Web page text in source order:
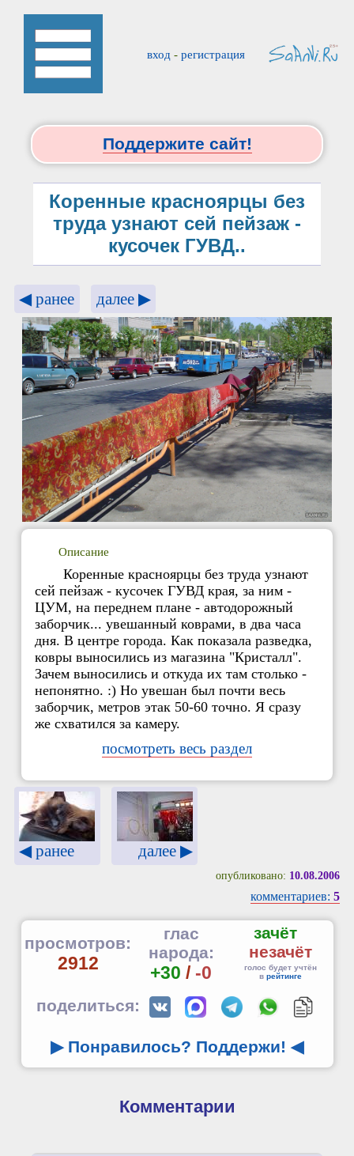
вход - регистрация
Поддержите сайт!
Коренные красноярцы без
труда узнают сей пейзаж -
кусочек ГУВД..
◀ ранее далее ▶
Описание
Коренные красноярцы без труда узнают
сей пейзаж - кусочек ГУВД края, за ним -
ЦУМ, на переднем плане - автодорожный
заборчик... увешанный коврами, в два часа
дня. В центре города. Как показала разведка,
ковры выносились из магазина "Кристалл".
Зачем выносились и откуда их там столько -
непонятно. :) Но увешан был почти весь
заборчик, метров этак 50-60 точно. Я сразу
же схватился за камеру.
посмотреть весь раздел
◀ ранее далее ▶
опубликовано: 10.08.2006
комментариев: 5
просмотров:
2912
глас
народа:
+30 / -0
зачёт
незачёт
голос будет учтён
в рейтинге
поделиться:
▶ Понравилось? Поддержи! ◀
Комментарии